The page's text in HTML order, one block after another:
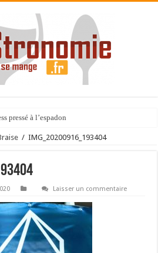
pressé à l’espadon
/ IMG_20200916_193404
Laisser un commentaire